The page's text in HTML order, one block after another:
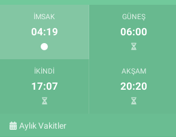
İMSAK
04:19
GÜNEŞ
06:00
İKINDI
17:07
AKŞAM
20:20
Aylık Vakitler